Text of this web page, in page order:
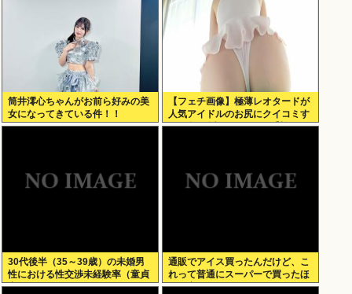
筒井澪心ちゃんがお前ら好みの美
女になってきている件！！
【フェチ画像】極薄レオタードが
人気アイドルのお尻にクイコミす
ぎて危険 透け×尻フェチ【松岡里
30代後半（35～39歳）の未婚男
性における性交渉未経験率（童貞
率）が約26%（4人に1人）
通販でアイス買ったんだけど、こ
れって普通にスーパーで買ったほ
うが安くないか？